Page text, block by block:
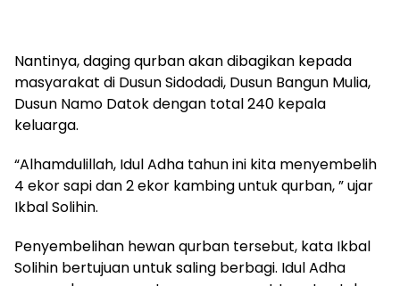
Nantinya, daging qurban akan dibagikan kepada
masyarakat di Dusun Sidodadi, Dusun Bangun Mulia,
Dusun Namo Datok dengan total 240 kepala
keluarga.
“Alhamdulillah, Idul Adha tahun ini kita menyembelih
4 ekor sapi dan 2 ekor kambing untuk qurban, ” ujar
Ikbal Solihin.
Penyembelihan hewan qurban tersebut, kata Ikbal
Solihin bertujuan untuk saling berbagi. Idul Adha